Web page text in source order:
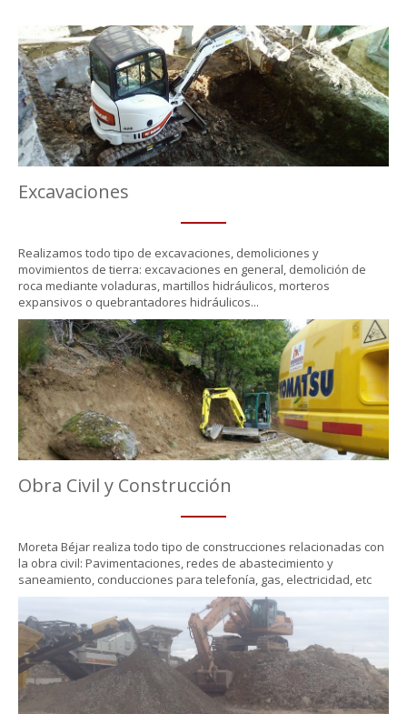
Excavaciones
Realizamos todo tipo de excavaciones, demoliciones y
movimientos de tierra: excavaciones en general, demolición de
roca mediante voladuras, martillos hidráulicos, morteros
expansivos o quebrantadores hidráulicos...
Obra Civil y Construcción
Moreta Béjar realiza todo tipo de construcciones relacionadas con
la obra civil: Pavimentaciones, redes de abastecimiento y
saneamiento, conducciones para telefonía, gas, electricidad, etc